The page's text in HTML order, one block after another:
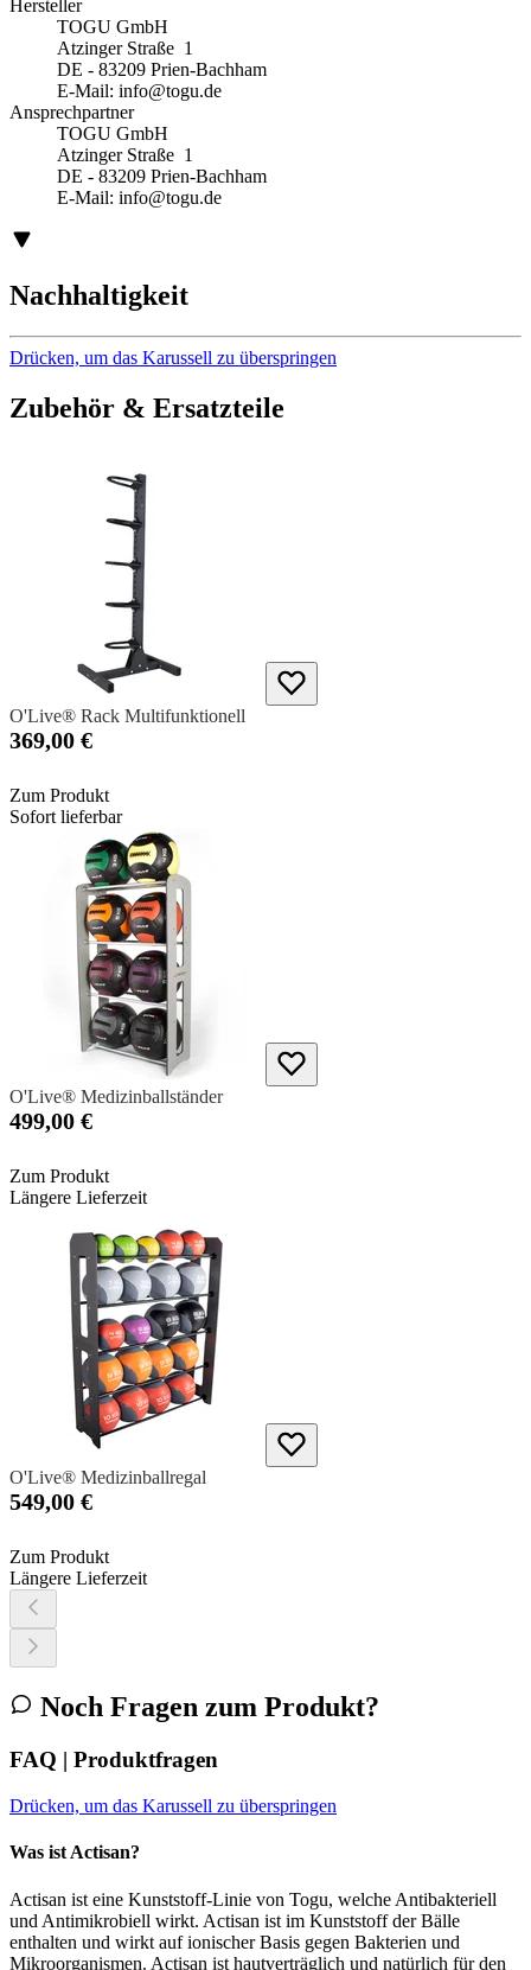
Hersteller
TOGU GmbH
Atzinger Straße 1
DE - 83209 Prien-Bachham
E-Mail: info@togu.de
Ansprechpartner
TOGU GmbH
Atzinger Straße 1
DE - 83209 Prien-Bachham
E-Mail: info@togu.de
Nachhaltigkeit
Drücken, um das Karussell zu überspringen
Zubehör & Ersatzteile
O'Live® Rack Multifunktionell
369,00 €
Zum Produkt
Sofort lieferbar
O'Live® Medizinballständer
499,00 €
Zum Produkt
Längere Lieferzeit
O'Live® Medizinballregal
549,00 €
Zum Produkt
Längere Lieferzeit
Noch Fragen zum Produkt?
FAQ | Produktfragen
Drücken, um das Karussell zu überspringen
Was ist Actisan?
Actisan ist eine Kunststoff-Linie von Togu, welche Antibakteriell
und Antimikrobiell wirkt. Actisan ist im Kunststoff der Bälle
enthalten und wirkt auf ionischer Basis gegen Bakterien und
Mikroorganismen. Actisan ist hautverträglich und natürlich für den